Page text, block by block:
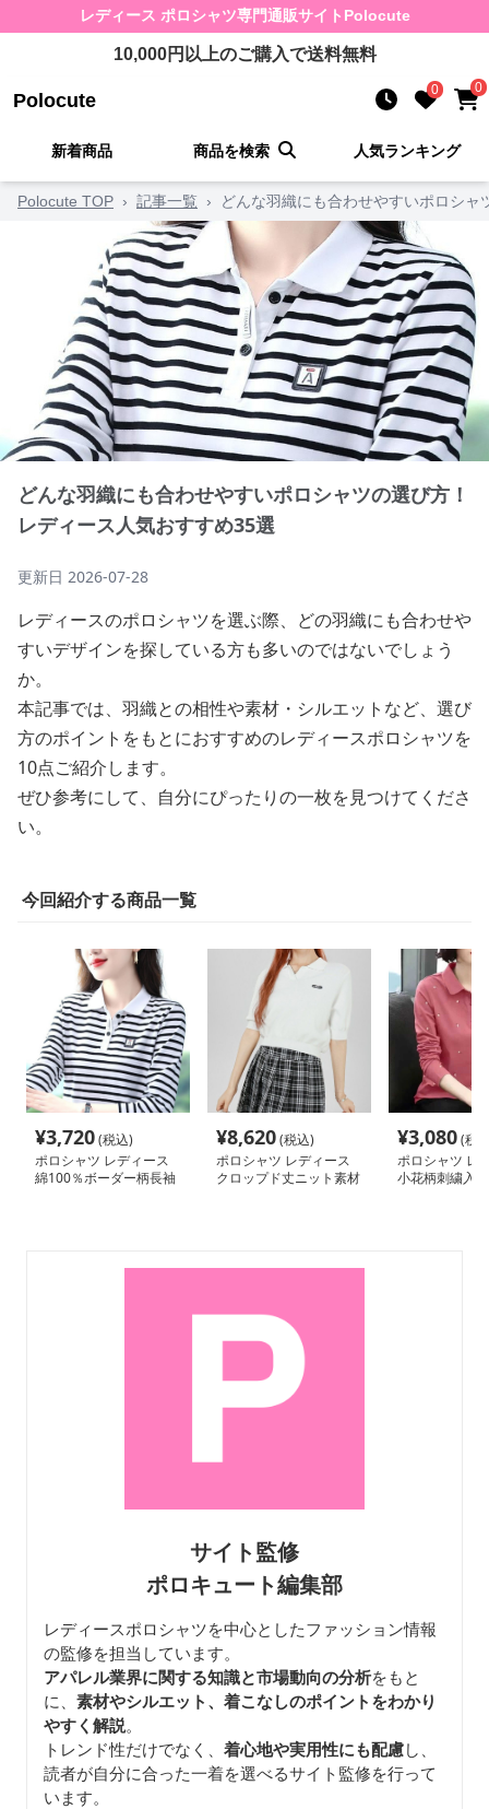
レディース ポロシャツ専門通販サイト Polocute
10,000円以上のご購入で送料無料
Polocute 0 0
新着商品 商品を検索 人気ランキング
Polocute TOP › 記事一覧 › どんな羽織にも合わせやすいポロシ
どんな羽織にも合わせやすいポロシャツの選び方！
レディース人気おすすめ35選
更新日 2026-07-28
レディースのポロシャツを選ぶ際、どの羽織にも合わせや
すいデザインを探している方も多いのではないでしょう
か。
本記事では、羽織との相性や素材・シルエットなど、選び
方のポイントをもとにおすすめのレディースポロシャツを
10点ご紹介します。
ぜひ参考にして、自分にぴったりの一枚を見つけてくださ
い。
今回紹介する商品一覧
¥3,720(税込)
ポロシャツ レディース
綿100％ボーダー柄長袖
¥8,620(税込)
ポロシャツ レディース
クロップド丈ニット素材
¥3,080(税
ポロシャツ レ
小花柄刺繍入
サイト監修
ポロキュート編集部
レディースポロシャツを中心としたファッション情報
の監修を担当しています。
アパレル業界に関する知識と市場動向の分析をもと
に、 素材やシルエット、着こなしのポイントをわかり
やすく解説。
トレンド性だけでなく、 着心地や実用性にも配慮し、
読者が自分に合った一着を選べるサイト監修を行って
います。